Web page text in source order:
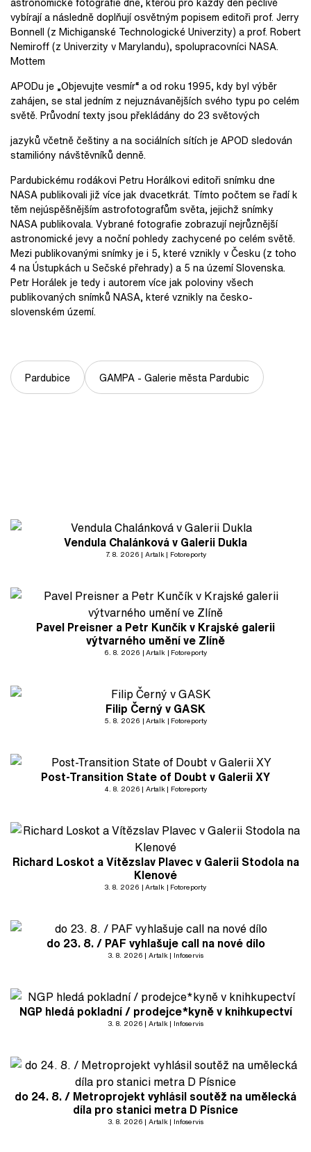
vybírají a následně doplňují osvětným popisem editoři prof. Jerry
Bonnell (z Michiganské Technologické Univerzity) a prof. Robert
Nemiroff (z Univerzity v Marylandu), spolupracovníci NASA.
Mottem
APODu je „Objevujte vesmír“ a od roku 1995, kdy byl výběr
zahájen, se stal jedním z nejuznávanějších svého typu po celém
světě. Průvodní texty jsou překládány do 23 světových
jazyků včetně češtiny a na sociálních sítích je APOD sledován
stamilióny návštěvníků denně.
Pardubickému rodákovi Petru Horálkovi editoři snímku dne
NASA publikovali již více jak dvacetkrát. Tímto počtem se řadí k
těm nejúspěšnějším astrofotografům světa, jejichž snímky
NASA publikovala. Vybrané fotografie zobrazují nejrůznější
astronomické jevy a noční pohledy zachycené po celém světě.
Mezi publikovanými snímky je i 5, které vznikly v Česku (z toho
4 na Ústupkách u Sečské přehrady) a 5 na území Slovenska.
Petr Horálek je tedy i autorem více jak poloviny všech
publikovaných snímků NASA, které vznikly na česko-
slovenském území.
Pardubice GAMPA - Galerie města Pardubic
Vendula Chalánková v Galerii Dukla
7. 8. 2026 Artalk Fotoreporty
Pavel Preisner a Petr Kunčík v Krajské galerii
výtvarného umění ve Zlíně
6. 8. 2026 Artalk Fotoreporty
Filip Černý v GASK
5. 8. 2026 Artalk Fotoreporty
Post-Transition State of Doubt v Galerii XY
4. 8. 2026 Artalk Fotoreporty
Richard Loskot a Vítězslav Plavec v Galerii Stodola na
Klenové
3. 8. 2026 Artalk Fotoreporty
do 23. 8. / PAF vyhlašuje call na nové dílo
3. 8. 2026 Artalk Infoservis
NGP hledá pokladní / prodejce*kyně v knihkupectví
3. 8. 2026 Artalk Infoservis
do 24. 8. / Metroprojekt vyhlásil soutěž na umělecká
díla pro stanici metra D Písnice
3. 8. 2026 Artalk Infoservis